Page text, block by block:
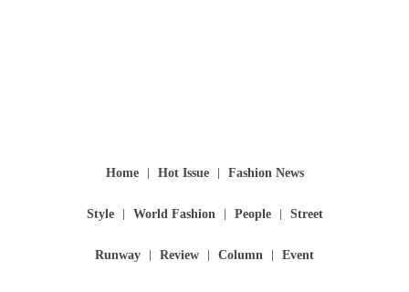
Home Hot Issue Fashion News
Style World Fashion People Street
Runway Review Column Event